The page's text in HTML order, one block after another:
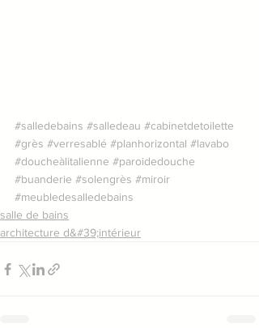
#salledebains #salledeau #cabinetdetoilette
#grès #verresablé #planhorizontal #lavabo
#doucheàlitalienne #paroidedouche
#buanderie #solengrès #miroir
#meubledesalledebains
salle de bains
architecture d&#39;intérieur